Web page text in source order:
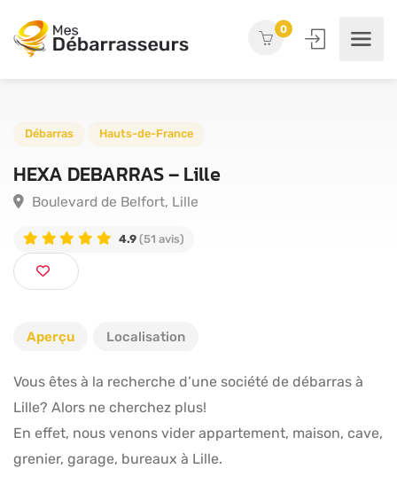
0
HEXA DEBARRAS – Lille
Aperçu Localisation
Vous êtes à la recherche d’une société de débarras à
Lille? Alors ne cherchez plus!
En effet, nous venons vider appartement, maison, cave,
grenier, garage, bureaux à Lille.